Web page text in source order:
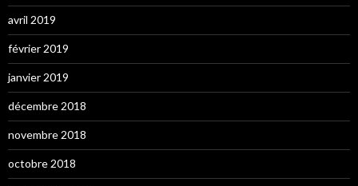
avril 2019
février 2019
janvier 2019
décembre 2018
novembre 2018
octobre 2018